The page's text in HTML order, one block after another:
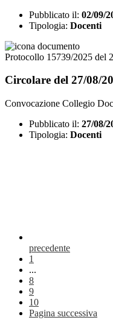
Pubblicato il: 02/09/
Tipologia: Docenti
Protocollo 15739/2025 del
Circolare del 27/08/
Convocazione Collegio
Pubblicato il: 27/08/
Tipologia: Docenti
precedente
1
...
8
9
10
Pagina successiva